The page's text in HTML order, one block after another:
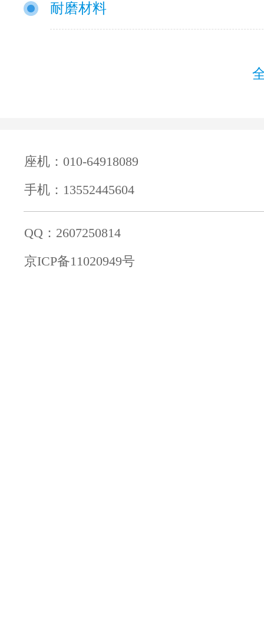
耐磨材料
座机：010-64918089
手机：13552445604
QQ：2607250814
京ICP备11020949号